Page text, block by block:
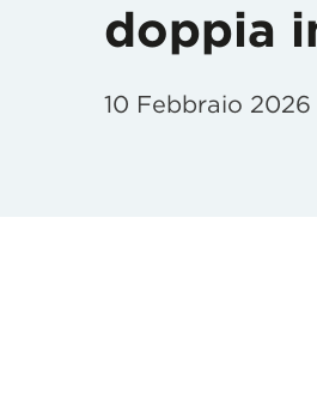
doppia
10 Febbraio 2026